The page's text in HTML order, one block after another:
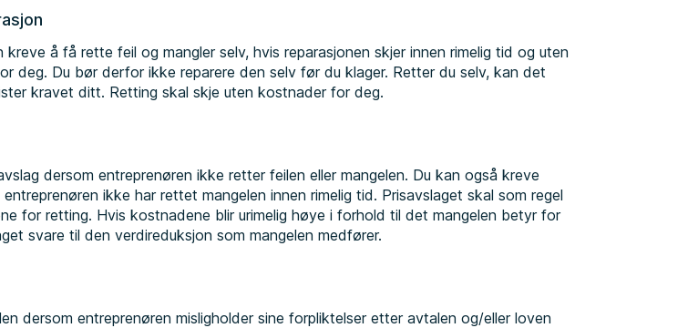
kreve å få rette feil og mangler selv, hvis reparasjonen skjer innen rimelig tid og uten
deg. Du bør derfor ikke reparere den selv før du klager. Retter du selv, kan det
kravet ditt. Retting skal skje uten kostnader for deg.
dersom entreprenøren ikke retter feilen eller mangelen. Du kan også kreve
ikke har rettet mangelen innen rimelig tid. Prisavslaget skal som regel
for retting. Hvis kostnadene blir urimelig høye i forhold til det mangelen betyr for
svare til den verdireduksjon som mangelen medfører.
dersom entreprenøren misligholder sine forpliktelser etter avtalen og/eller loven